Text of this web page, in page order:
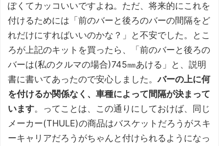
ぽくてカッコいいですよね。ただ、将来的にこれを
付けるためには「前のバーと後ろのバーの間隔をど
れだけにすればいいのかな？」と不安でした。とこ
ろが上記のキットを買ったら、「前のバーと後ろの
バーは(私のクルマの場合)745㎜あける」と、説明
書に書いてあったので安心しました。バーの上に何
を付けるか関係なく、車種によって間隔が決まって
います。ってことは、この通りにしておけば、同じ
メーカー(THULE)の商品はバスケットだろうがスキ
ーキャリアだろうがちゃんと付けられるようになっ